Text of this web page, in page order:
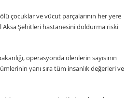
çocuklar ve vücut parçalarının her yere
Aksa Şehitleri hastanesini doldurma riski
operasyonda ölenlerin sayısının
yanı sıra tüm insanlık değerleri ve